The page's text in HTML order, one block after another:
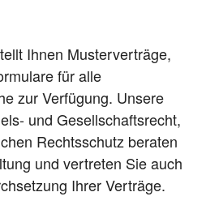
Ihnen Musterverträge,
für alle
zur Verfügung. Unsere
und Gesellschaftsrecht,
Rechtsschutz beraten
und vertreten Sie auch
Ihrer Verträge.